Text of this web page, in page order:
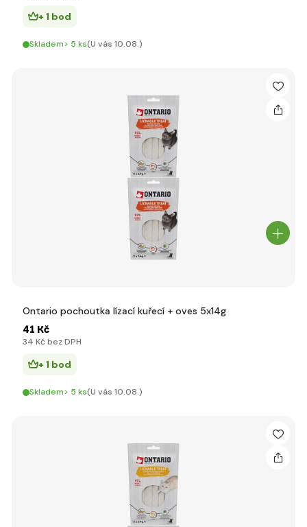
+ 1 bod
Skladem> 5 ks(U vás 10.08.)
Ontario pochoutka lízací kuřecí + oves 5x14g
41 Kč
34 Kč bez DPH
+ 1 bod
Skladem> 5 ks(U vás 10.08.)